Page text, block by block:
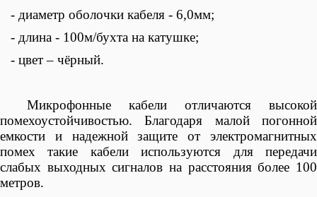
- диаметр оболочки кабеля - 6,0мм;
- длина - 100м/бухта на катушке;
- цвет – чёрный.
Микрофонные кабели
отличаются высокой
помехоустойчивостью. Благодаря малой погонной
емкости и надежной защите от электромагнитных
помех такие кабели используются для передачи
слабых выходных сигналов на расстояния более 100
метров.